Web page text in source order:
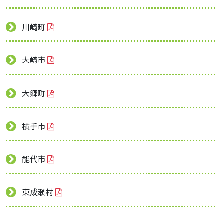
川崎町
大崎市
大郷町
横手市
能代市
東成瀬村